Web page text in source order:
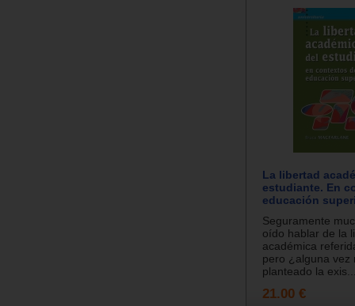
La libertad
estudiante. En
educación
Seguramente
oído hablar de la
académica
pero ¿alguna vez
planteado la
21.00 €